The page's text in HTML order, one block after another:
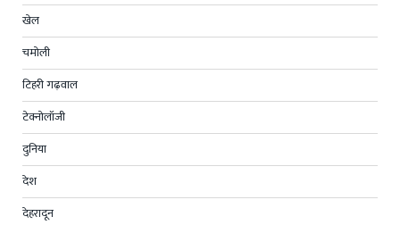
खेल
चमोली
टिहरी गढ़वाल
टेक्नोलॉजी
दुनिया
देश
देहरादून